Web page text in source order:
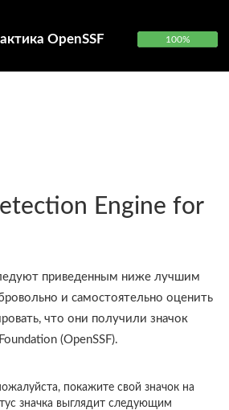
OpenSSF 100%
Engine for
приведенным ниже лучшим
и самостоятельно оценить
что они получили значок
(OpenSSF).
покажите свой значок на
значка выглядит следующим